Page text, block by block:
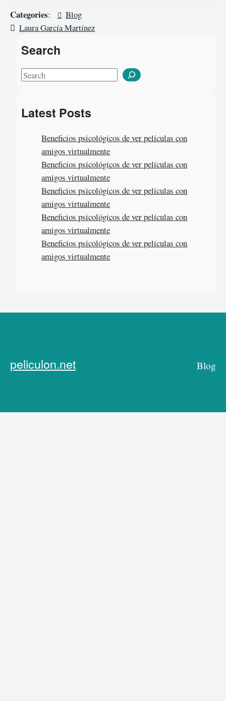
Categories:
Blog
Laura García Martínez
Search
S
r
Latest Posts
Beneficios psicológicos de ver películas con
amigos virtualmente
Beneficios psicológicos de ver películas con
amigos virtualmente
Beneficios psicológicos de ver películas con
amigos virtualmente
Beneficios psicológicos de ver películas con
amigos virtualmente
Beneficios psicológicos de ver películas con
amigos virtualmente
peliculon.net Blog